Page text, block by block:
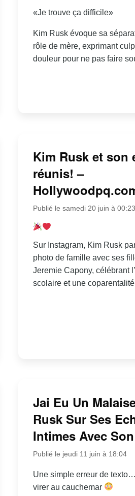
«Je trouve ça difficile»
Kim Rusk évoque sa
rôle de mère, exprimant
douleur pour ne pas faire
Kim Rusk et son
réunis! –
Publié le samedi 20 juin à 00:23
Sur Instagram, Kim Rusk
photo de famille avec ses
Jeremie Capony, célébrant
scolaire et une
Jai Eu Un
Rusk Sur Ses
Intimes Avec
Publié le jeudi 11 juin à 18:04
Une simple erreur de
virer au cauchemar